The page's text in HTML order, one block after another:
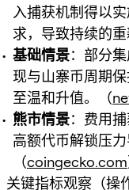
入捕获机制得以
求，导致持续的
基础情景：部分
现与山寨币周期
至温和升值。（
熊市情景：费用
高额代币解锁压力
（coingecko.com
关键指标观察（操